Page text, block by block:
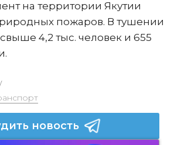
на территории Якутии
пожаров. В тушении
4,2 тыс. человек и 655
новость